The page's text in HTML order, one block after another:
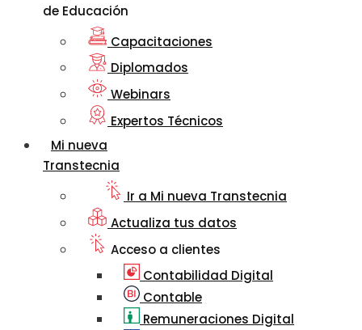
de Educación
Capacitaciones
Diplomados
Webinars
Expertos Técnicos
Mi nueva
Transtecnia
Ir a Mi nueva Transtecnia
Actualiza tus datos
Acceso a clientes
Contabilidad Digital
Contable
Remuneraciones Digital